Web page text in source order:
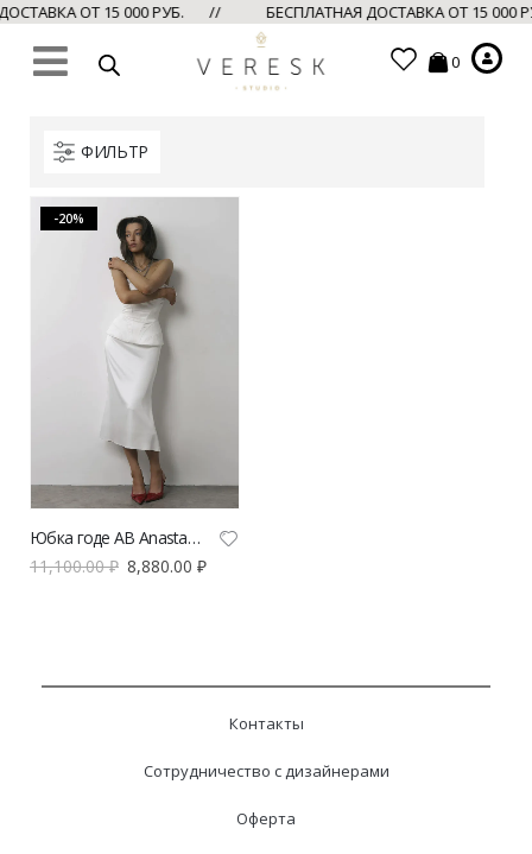
ОТ 15 000 РУБ. // БЕСПЛАТНАЯ ДОСТАВКА ОТ 15
0
ФИЛЬТР
-20%
Юбка годе AB Anastasiya Burdyugova | VERESK studio
11,100.00₽ 8,880.00 ₽
Контакты
Сотрудничество с дизайнерами
Оферта